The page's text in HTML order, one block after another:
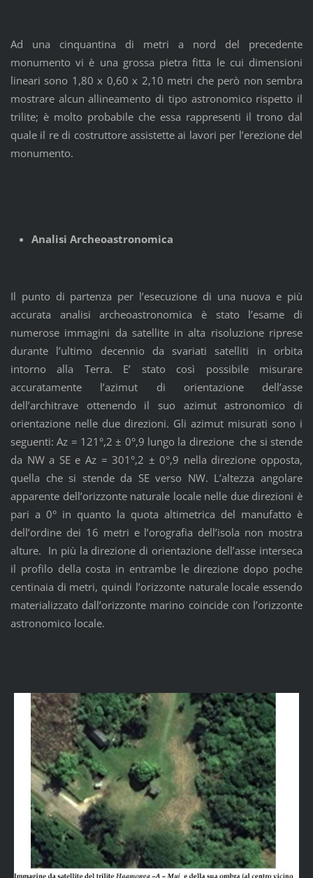
Ad una cinquantina di metri a nord del precedente
monumento vi è una grossa pietra fitta le cui dimensioni
lineari sono 1,80 x 0,60 x 2,10 metri che però non sembra
mostrare alcun allineamento di tipo astronomico rispetto il
trilite; è molto probabile che essa rappresenti il trono dal
quale il re di costruttore assistette ai lavori per l’erezione del
monumento.
Analisi Archeoastronomica
Il punto di partenza per l’esecuzione di una nuova e più
accurata analisi archeoastronomica è stato l’esame di
numerose immagini da satellite in alta risoluzione riprese
durante l’ultimo decennio da svariati satelliti in orbita
intorno alla Terra. E’ stato così possibile misurare
accuratamente l’azimut di orientazione dell’asse
dell’architrave ottenendo il suo azimut astronomico di
orientazione nelle due direzioni. Gli azimut misurati sono i
seguenti: Az = 121°,2 ± 0°,9 lungo la direzione che si stende
da NW a SE e Az = 301°,2 ± 0°,9 nella direzione opposta,
quella che si stende da SE verso NW. L’altezza angolare
apparente dell’orizzonte naturale locale nelle due direzioni è
pari a 0° in quanto la quota altimetrica del manufatto è
dell’ordine dei 16 metri e l’orografia dell’isola non mostra
alture. In più la direzione di orientazione dell’asse interseca
il profilo della costa in entrambe le direzione dopo poche
centinaia di metri, quindi l’orizzonte naturale locale essendo
materializzato dall’orizzonte marino coincide con l’orizzonte
astronomico locale.